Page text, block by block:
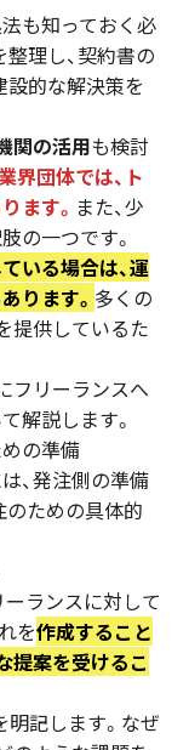
も知っておく必
理し、契約書の
設的な解決策を
関の活用も検討
界団体では、ト
ます。 また、少
の一つです。
いる場合は、運
ります。 多くの
提供しているた
フリーランスへ
解説します。
の準備
、発注側の準備
のための具体的
ーランスに対して
を作成すること
提案を受けるこ
明記します。なぜ